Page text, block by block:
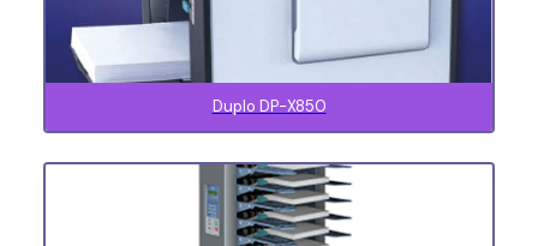
Duplo DP-X850